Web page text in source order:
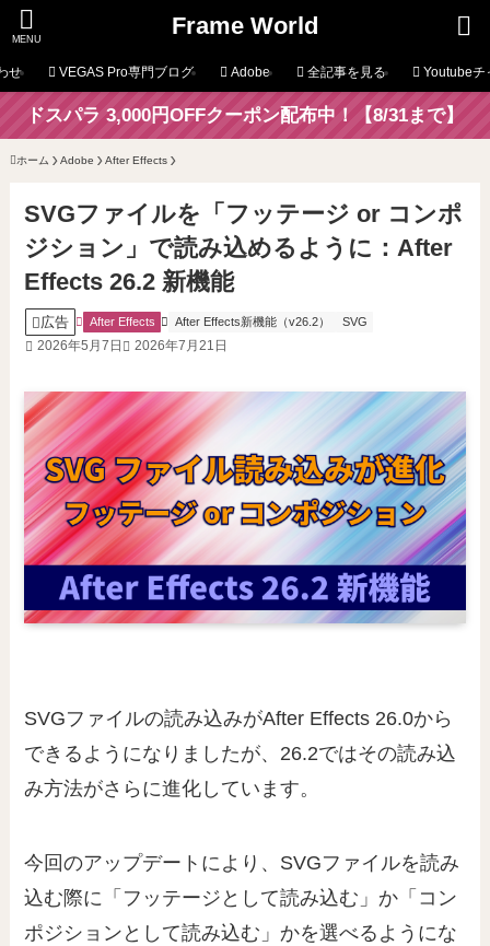
Frame World
MENU
せ VEGAS Pro専門ブログ Adobe 全記事を見る Youtubeチ
ドスパラ 3,000円OFFクーポン配布中！【8/31まで】
ホーム Adobe After Effects
SVGファイルを「フッテージ or コンポ
ジション」で読み込めるように：After
Effects 26.2 新機能
広告 After Effects After Effects新機能（v26.2） SVG
2026年5月7日 2026年7月21日
SVGファイルの読み込みがAfter Effects 26.0から
できるようになりましたが、26.2ではその読み込
み方法がさらに進化しています。
今回のアップデートにより、SVGファイルを読み
込む際に「フッテージとして読み込む」か「コン
ポジションとして読み込む」かを選べるようにな